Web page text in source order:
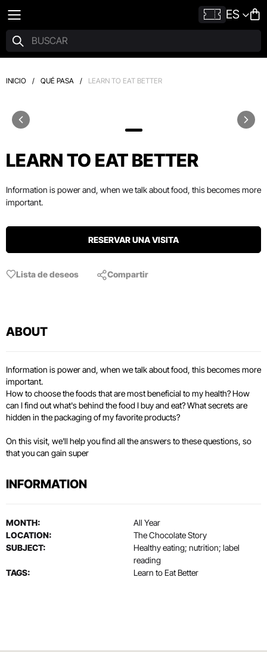
ES
INICIO / QUÉ PASA / LEARN TO EAT BETTER
LEARN TO EAT BETTER
Information is power and, when we talk about food, this becomes more
important.
RESERVAR UNA VISITA
Lista de deseos Compartir
ABOUT
Information is power and, when we talk about food, this becomes more
important.
How to choose the foods that are most beneficial to my health? How
can I find out what's behind the food I buy and eat? What secrets are
hidden in the packaging of my favorite products?
On this visit, we'll help you find all the answers to these questions, so
that you can gain super
INFORMATION
MONTH:
All Year
LOCATION:
The Chocolate Story
SUBJECT:
Healthy eating; nutrition; label
reading
TAGS:
Learn to Eat Better